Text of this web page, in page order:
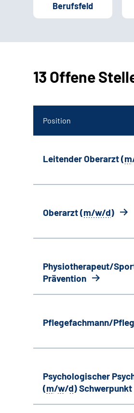
Berufsfeld
13 Offene
Position
Leitender Oberarzt (m
Oberarzt (m/w/d)
Physiotherapeut/
Prävention
Pflegefachmann/
Psychologischer
(m/w/d)